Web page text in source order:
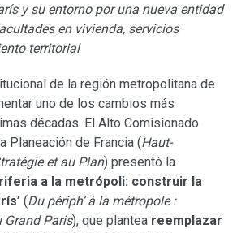
y su entorno por una nueva entidad
en vivienda, servicios
territorial
de la región metropolitana de
uno de los cambios más
décadas. El Alto Comisionado
Planeación de Francia (Haut-
et au Plan) presentó la
a la metrópoli: construir la
(Du périph’ à la métropole :
Grand Paris), que plantea reemplazar